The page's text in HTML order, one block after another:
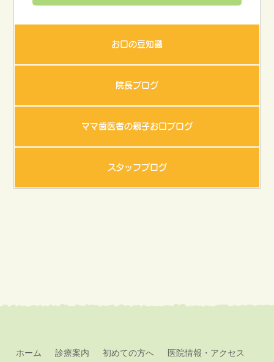
お口の豆知識
院長ブログ
ママ歯医者の親子お口ブログ
スタッフブログ
ホーム 診療案内 初めての方へ 医院情報・アクセス